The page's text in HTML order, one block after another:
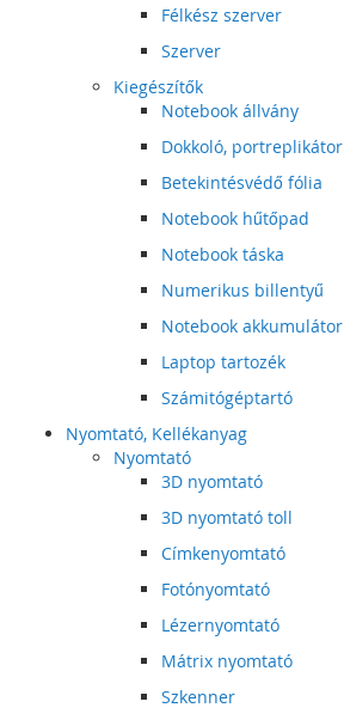
Félkész szerver
Szerver
Kiegészítők
Notebook állvány
Dokkoló, portreplikátor
Betekintésvédő fólia
Notebook hűtőpad
Notebook táska
Numerikus billentyű
Notebook akkumulátor
Laptop tartozék
Számitógéptartó
Nyomtató, Kellékanyag
Nyomtató
3D nyomtató
3D nyomtató toll
Címkenyomtató
Fotónyomtató
Lézernyomtató
Mátrix nyomtató
Szkenner